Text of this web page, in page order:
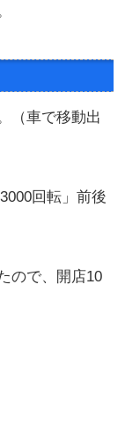
（車で移動出
回転」前後
ので、開店10